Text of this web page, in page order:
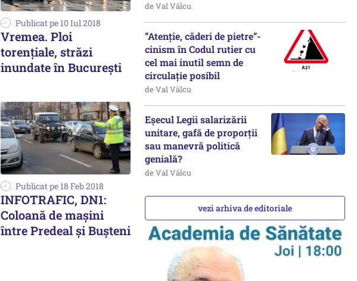
Publicat pe 10 Iul 2018
Vremea. Ploi
torenţiale, străzi
inundate în București
Publicat pe 18 Feb 2018
INFOTRAFIC, DN1:
Coloană de maşini
între Predeal şi Buşteni
de Val Vâlcu
”Atenție, căderi de pietre”-
cinism în Codul rutier cu
cel mai inutil semn de
circulație posibil
de Val Vâlcu
Eșecul Legii salarizării
unitare, gafă de proporții
sau manevră politică
genială?
de Val Vâlcu
vezi arhiva de editoriale